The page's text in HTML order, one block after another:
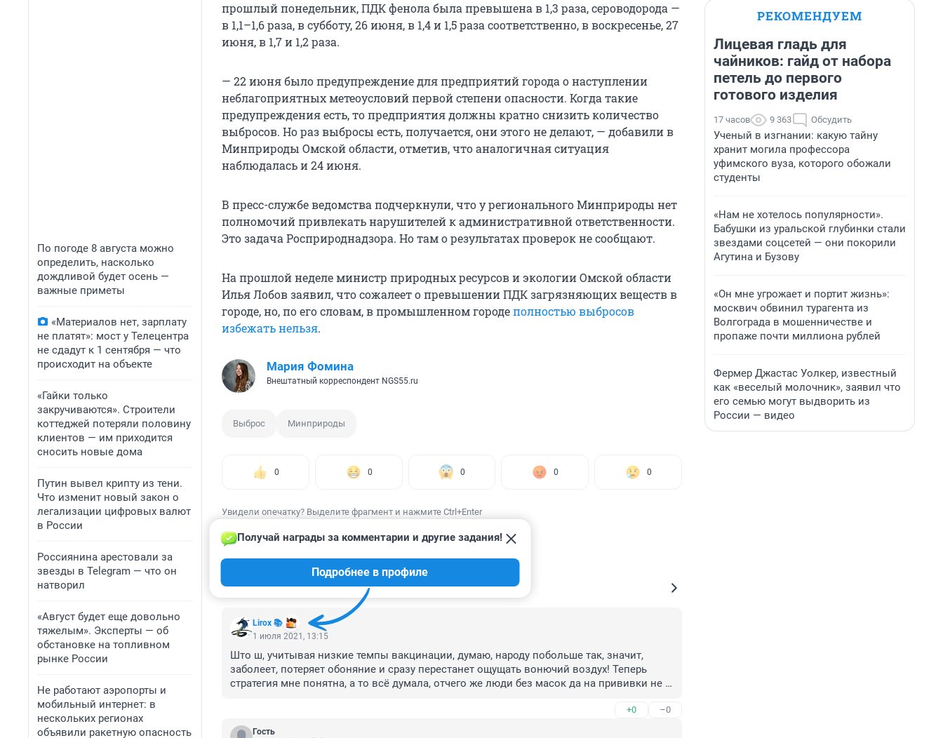
По погоде 8 августа можно
определить, насколько
дождливой будет осень —
важные приметы
«Материалов нет, зарплату
не платят»: мост у Телецентра
не сдадут к 1 сентября — что
происходит на объекте
«Гайки только
закручиваются». Строители
коттеджей потеряли половину
клиентов — им приходится
сносить новые дома
Путин вывел крипту из тени.
Что изменит новый закон о
легализации цифровых валют
в России
Россиянина арестовали за
звезды в Telegram — что он
натворил
«Август будет еще довольно
тяжелым». Эксперты — об
обстановке на топливном
рынке России
Не работают аэропорты и
мобильный интернет: в
нескольких регионах
объявили ракетную опасность
прошлый понедельник, ПДК фенола была превышена в 1,3 раза, сероводорода —
в 1,1–1,6 раза, в субботу, 26 июня, в 1,4 и 1,5 раза соответственно, в воскресенье, 27
июня, в 1,7 и 1,2 раза.
— 22 июня было предупреждение для предприятий города о наступлении
неблагоприятных метеоусловий первой степени опасности. Когда такие
предупреждения есть, то предприятия должны кратно снизить количество
выбросов. Но раз выбросы есть, получается, они этого не делают, — добавили в
Минприроды Омской области, отметив, что аналогичная ситуация
наблюдалась и 24 июня.
В пресс-службе ведомства подчеркнули, что у регионального Минприроды нет
полномочий привлекать нарушителей к административной ответственности.
Это задача Росприроднадзора. Но там о результатах проверок не сообщают.
На прошлой неделе министр природных ресурсов и экологии Омской области
Илья Лобов заявил, что сожалеет о превышении ПДК загрязняющих веществ в
городе, но, по его словам, в промышленном городеполностью выбросов
избежать нельзя.
Мария Фомина
Внештатный корреспондент NGS55.ru
Выброс Минприроды
0 0 0 0 0
Увидели опечатку? Выделите фрагмент и нажмите Ctrl+Enter
КОММЕНТАРИИ 7
Lirox 📚
Получай награды за комментарии и другие задания!
Подробнее в профиле
1 июля 2021, 13:15
Што ш, учитывая низкие темпы вакцинации, думаю, народу побольше так, значит,
заболеет, потеряет обоняние и сразу перестанет ощущать вонючий воздух! Теперь
стратегия мне понятна, а то всё думала, отчего же люди без масок да на прививки не
+0 –0
Гость
РЕКОМЕНДУЕМ
Лицевая гладь для
чайников: гайд от набора
петель до первого
готового изделия
17 часов 9 363 Обсудить
Ученый в изгнании: какую тайну
хранит могила профессора
уфимского вуза, которого обожали
студенты
«Нам не хотелось популярности».
Бабушки из уральской глубинки стали
звездами соцсетей — они покорили
Агутина и Бузову
«Он мне угрожает и портит жизнь»:
москвич обвинил турагента из
Волгограда в мошенничестве и
пропаже почти миллиона рублей
Фермер Джастас Уолкер, известный
как «веселый молочник», заявил что
его семью могут выдворить из
России — видео